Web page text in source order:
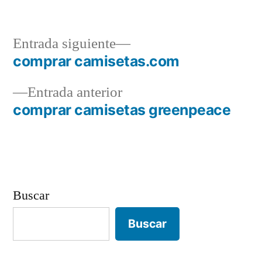
Navegación
de
entradas
Entrada anteriorEntrada
anterior:
comprar camisetas greenpeace
Entrada siguiente
Entrada
siguiente:
comprar camisetas.com
Buscar
Buscar